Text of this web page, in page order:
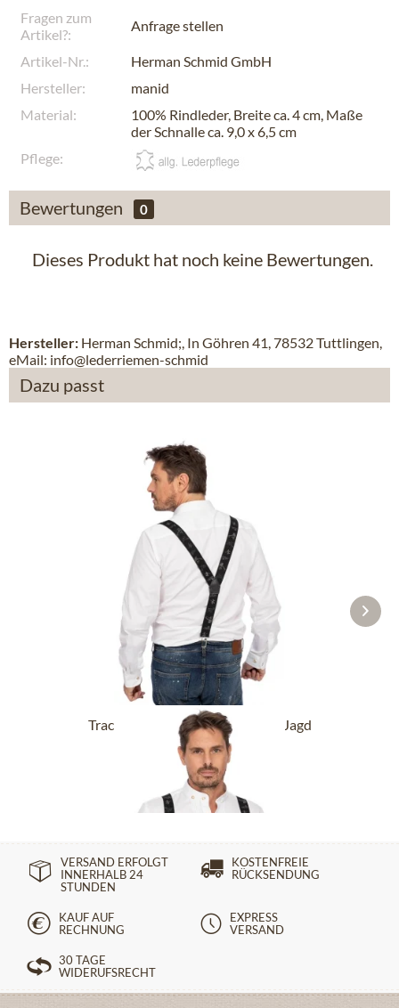
Fragen zum
Artikel?:
Anfrage stellen
Artikel-Nr.:
Herman Schmid GmbH
Hersteller:
manid
Material:
100% Rindleder, Breite ca. 4 cm, Maße
der Schnalle ca. 9,0 x 6,5 cm
Pflege:
Bewertungen 0
Dieses Produkt hat noch keine Bewertungen.
Hersteller: Herman Schmid;, In Göhren 41, 78532 Tuttlingen,
eMail: info@lederriemen-schmid
Dazu passt
Trachtenhosenträger HOT-721-Jagd
schwarz
44,90 €
VERSAND ERFOLGT
INNERHALB 24
STUNDEN
KOSTENFREIE
RÜCKSENDUNG
KAUF AUF
RECHNUNG
EXPRESS
VERSAND
30 TAGE
WIDERUFSRECHT